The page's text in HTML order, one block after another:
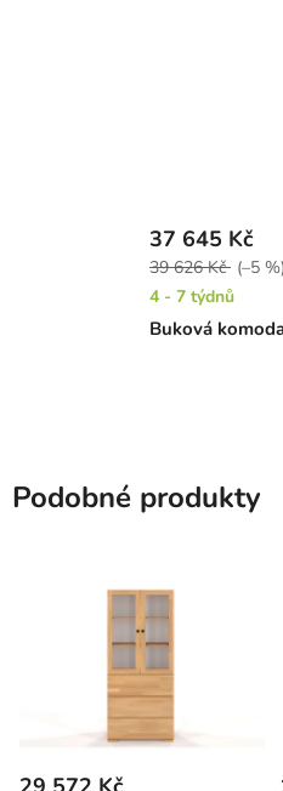
Buková
37 645 Kč
39 626 Kč (–5 %)
4 - 7 týdnů
Podobné produkty